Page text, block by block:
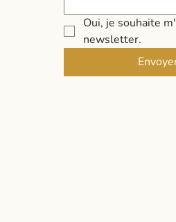
Oui, je souhaite
newsletter.